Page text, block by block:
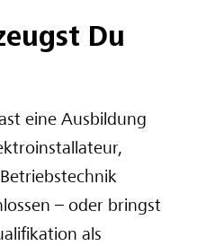
Du
eine Ausbildung
– oder bringst
als